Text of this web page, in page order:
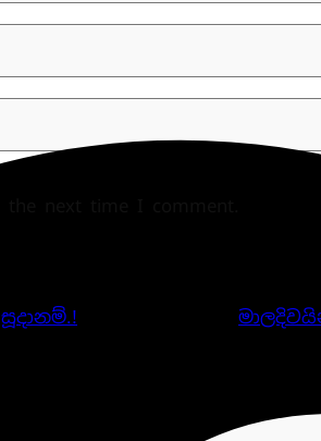
next time I comment.